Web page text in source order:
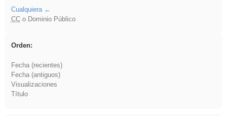
Cualquiera
CCo Dominio Público
Orden:
Fecha (recientes)
Fecha (antiguos)
Visualizaciones
Título